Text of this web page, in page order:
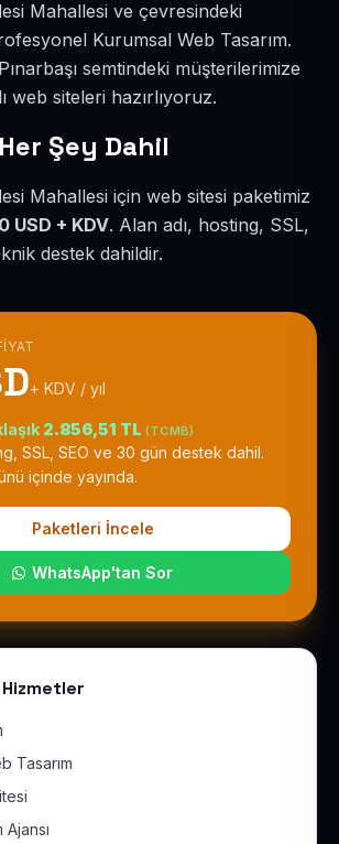
Mahallesi ve çevresindeki
Kurumsal Web Tasarım.
semtindeki müşterilerimize
web siteleri hazırlıyoruz.
Şey Dahil
Mahallesi için web sitesi paketimiz
USD + KDV. Alan adı, hosting, SSL,
destek dahildir.
+ KDV / yıl
2.856,51 TL (TCMB)
SSL, SEO ve 30 gün destek dahil.
içinde yayında.
Paketleri İncele
WhatsApp'tan Sor
Hizmetler
Tasarım
Ajansı